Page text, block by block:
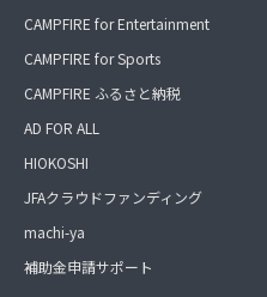
CAMPFIRE for Entertainment
CAMPFIRE for Sports
CAMPFIRE ふるさと納税
AD FOR ALL
HIOKOSHI
JFAクラウドファンディング
machi-ya
補助金申請サポート